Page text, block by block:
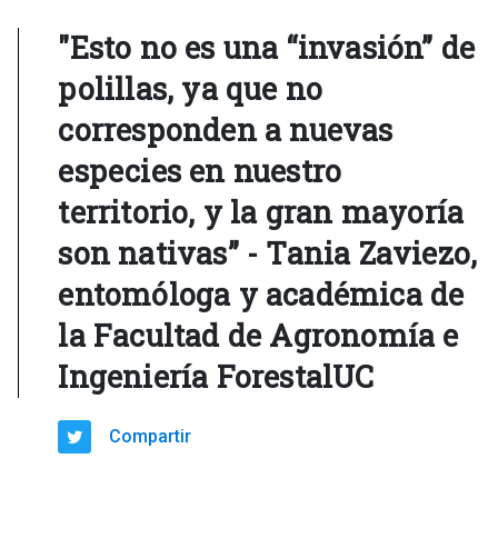
"Esto no es una “invasión” de
polillas, ya que no
corresponden a nuevas
especies en nuestro
territorio, y la gran mayoría
son nativas” - Tania Zaviezo,
entomóloga y académica de
la Facultad de Agronomía e
Ingeniería ForestalUC
Compartir